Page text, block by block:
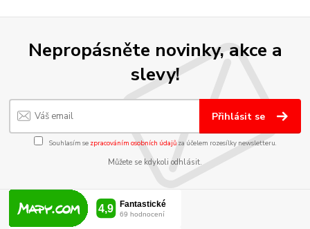
Nepropásněte novinky, akce a
slevy!
Přihlásit se
Souhlasím se zpracováním osobních údajůza účelem rozesílky newsletteru.
Můžete se kdykoli odhlásit.